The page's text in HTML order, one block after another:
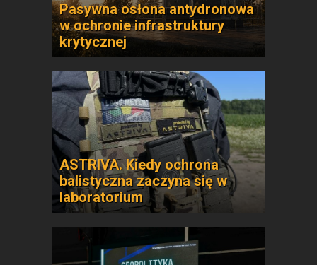
Pasywna osłona antydronowa
w ochronie infrastruktury
krytycznej
ASTRIVA. Kiedy ochrona
balistyczna zaczyna się w
laboratorium